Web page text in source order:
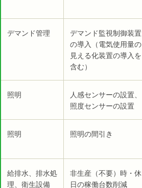
デマンド管理
デマンド監視制御装置
の導入（電気使用量の
見える化装置の導入を
含む）
照明
人感センサーの設置、
照度センサーの設置
照明 照明の間引き
給排水、排水処
理、衛生設備
非生産（不要）時・休
日の稼働台数削減